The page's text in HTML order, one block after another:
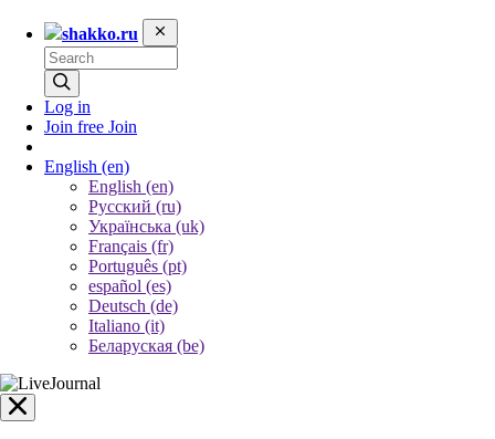
shakko.ru
Log in
Join free Join
English (en)
English (en)
Русский (ru)
Українська (uk)
Français (fr)
Português (pt)
español (es)
Deutsch (de)
Italiano (it)
Беларуская (be)